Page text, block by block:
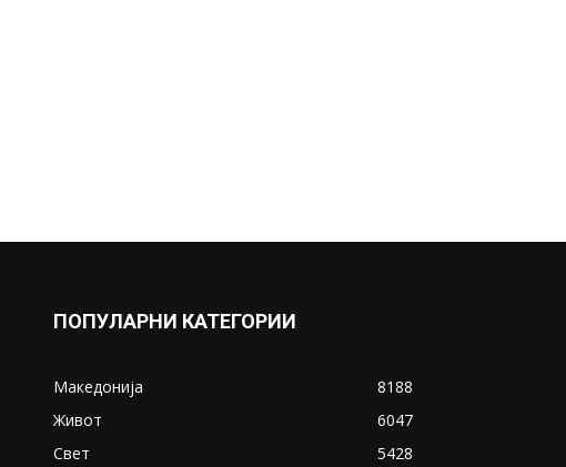
ПОПУЛАРНИ КАТЕГОРИИ
Македонија
8188
Живот
6047
Свет
5428